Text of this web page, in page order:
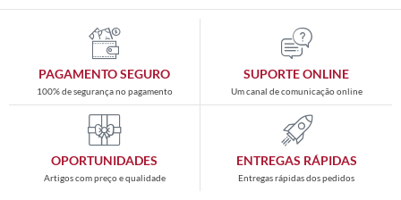
PAGAMENTO SEGURO
100% de segurança no pagamento
SUPORTE ONLINE
Um canal de comunicação online
OPORTUNIDADES
Artigos com preço e qualidade
ENTREGAS RÁPIDAS
Entregas rápidas dos pedidos